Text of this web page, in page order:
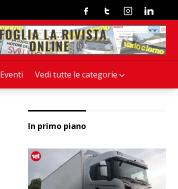
Eventi Vedi tutte le categorie
FacebookTwitterInstagramLinkedin
In primo piano